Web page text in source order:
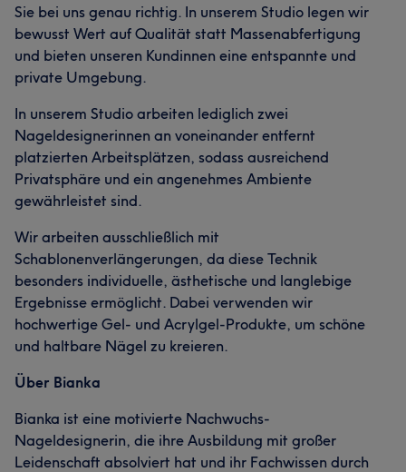
Sie bei uns genau richtig. In unserem Studio legen wir
bewusst Wert auf Qualität statt Massenabfertigung
und bieten unseren Kundinnen eine entspannte und
private Umgebung.
In unserem Studio arbeiten lediglich zwei
Nageldesignerinnen an voneinander entfernt
platzierten Arbeitsplätzen, sodass ausreichend
Privatsphäre und ein angenehmes Ambiente
gewährleistet sind.
Wir arbeiten ausschließlich mit
Schablonenverlängerungen, da diese Technik
besonders individuelle, ästhetische und langlebige
Ergebnisse ermöglicht. Dabei verwenden wir
hochwertige Gel- und Acrylgel-Produkte, um schöne
und haltbare Nägel zu kreieren.
Über Bianka
Bianka ist eine motivierte Nachwuchs-
Nageldesignerin, die ihre Ausbildung mit großer
Leidenschaft absolviert hat und ihr Fachwissen durch